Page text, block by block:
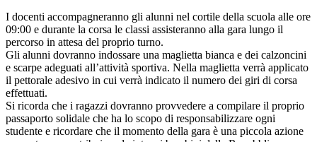
I docenti accompagneranno gli alunni nel cortile della scuola alle ore
09:00 e durante la corsa le classi assisteranno alla gara lungo il
percorso in attesa del proprio turno.
Gli alunni dovranno indossare una maglietta bianca e dei calzoncini
e scarpe adeguati all’attività sportiva. Nella maglietta verrà applicato
il pettorale adesivo in cui verrà indicato il numero dei giri di corsa
effettuati.
Si ricorda che i ragazzi dovranno provvedere a compilare il proprio
passaporto solidale che ha lo scopo di responsabilizzare ogni
studente e ricordare che il momento della gara è una piccola azione